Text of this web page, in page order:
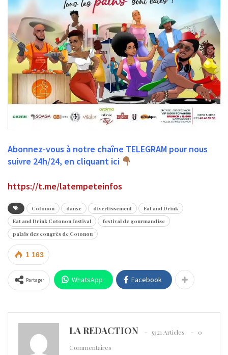
Abonnez-vous à notre chaîne TELEGRAM pour nous
suivre 24h/24, en cliquant ici
https://t.me/latempeteinfos
Cotonou danse divertissement
Eat and Drink
Eat and Drink Cotonou festival
festival de gourmandise
palais des congrès de Cotonou
1 163
Partager WhatsApp Facebook
LA REDACTION 5321 Articles
0
Commentaires